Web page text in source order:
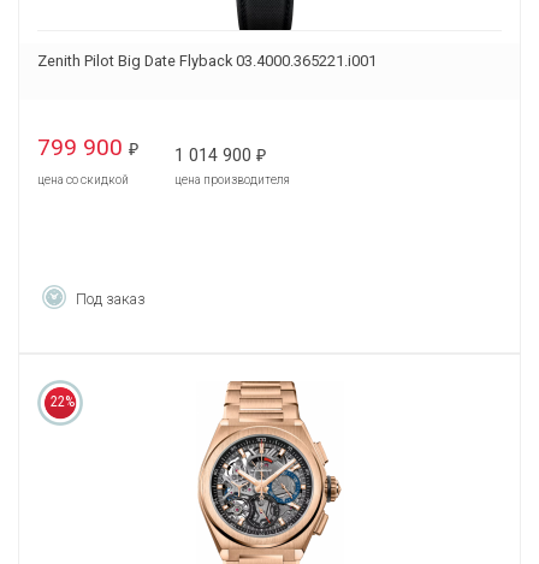
Zenith Pilot Big Date Flyback 03.4000.365221.i001
799 900 ₽
цена со скидкой
1 014 900 ₽
цена производителя
Под заказ
22%